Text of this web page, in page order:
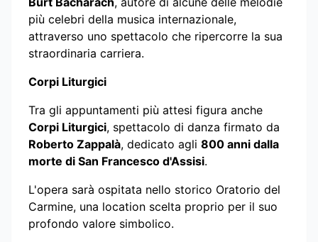
più celebri della musica internazionale,
attraverso uno spettacolo che ripercorre la sua
straordinaria carriera.
Corpi Liturgici
Tra gli appuntamenti più attesi figura anche
Corpi Liturgici, spettacolo di danza firmato da
Roberto Zappalà, dedicato agli 800 anni dalla
morte di San Francesco d'Assisi.
L'opera sarà ospitata nello storico Oratorio del
Carmine, una location scelta proprio per il suo
profondo valore simbolico.